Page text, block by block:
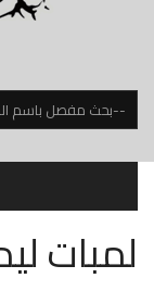
لمبات